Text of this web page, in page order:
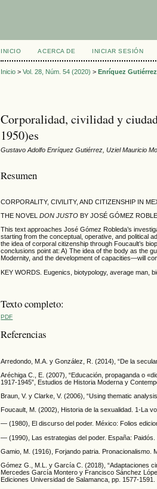
INICIO ACERCA DE INICIAR SESIÓN
Inicio >Vol. 28, Núm. 54 (2020) >Enríquez Gutiérrez
Corporalidad, civilidad y
1950)es
Gustavo Adolfo Enríquez Gutiérrez, Uziel Mauricio
Resumen
CORPORALITY, CIVILITY, AND CITIZENSHIP IN
THE NOVELDON JUSTO BY JOSÉ GÓMEZ
This text approaches José Gómez Robleda’s
starting from the conceptual, operative, and political
the idea of corporal citizenship through Foucault’s
conclusions point at: A) The idea of the body as the
Modernity, and the development of capacities—will
KEY WORDS. Eugenics, biotypology, average man,
Texto completo:
PDF
Referencias
Arredondo, M.A. y González, R. (2014), “De la
Aréchiga C., E. (2007), “Educación, propaganda o
1917-1945”, Estudios de Historia Moderna y
Braun, V. y Clarke, V. (2006), “Using thematic
Foucault, M. (2002), Historia de la sexualidad. 1-La
— (1980), El discurso del poder. México: Folios
— (1990), Las estrategias del poder. España: Paidós.
Gamio, M. (1916), Forjando patria. Pronacionalismo.
Gómez G., M.L. y García C. (2018), “Adaptaciones
Mercedes García Montero y Francisco Sánchez
Ediciones Universidad de Salamanca, pp. 1577-1591.